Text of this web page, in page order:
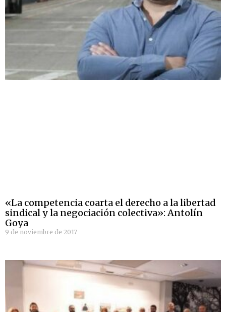
«La competencia coarta el derecho a la libertad
sindical y la negociación colectiva»: Antolín
Goya
9 de noviembre de 2017